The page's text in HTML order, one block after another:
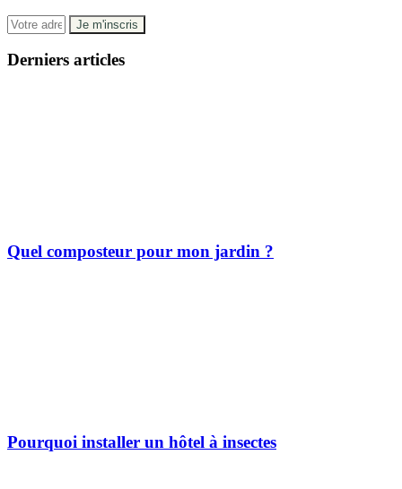
Derniers articles
Quel composteur pour mon jardin ?
Pourquoi installer un hôtel à insectes